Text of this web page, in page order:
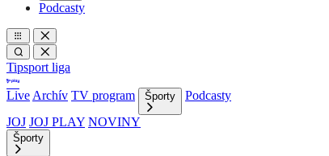
Podcasty
Tipsport liga
Live Archív TV program Športy
Podcasty
JOJ JOJ PLAY NOVINY
Športy